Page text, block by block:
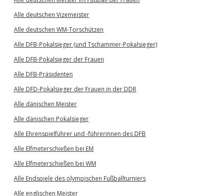
Alle deutschen Vizemeister
Alle deutschen WM-Torschützen
Alle DFB-Pokalsieger (und Tschammer-Pokalsieger)
Alle DFB-Pokalsieger der Frauen
Alle DFB-Präsidenten
Alle DFD-Pokalsieger der Frauen in der DDR
Alle dänischen Meister
Alle dänischen Pokalsieger
Alle Ehrenspielführer und -führerinnen des DFB
Alle Elfmeterschießen bei EM
Alle Elfmeterschießen bei WM
Alle Endspiele des olympischen Fußballturniers
Alle englischen Meister